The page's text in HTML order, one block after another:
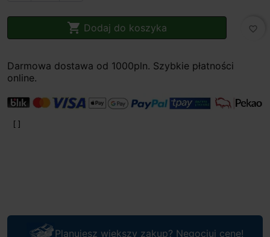
 Dodaj do koszyka favorite_border
Darmowa dostawa od 1000pln. Szybkie płatności
online.
Planujesz większy zakup? Negocjuj cenę!